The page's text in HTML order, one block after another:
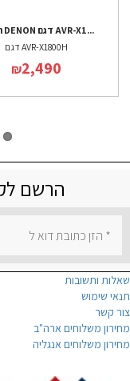
רסיבר DENON דגם AVR-X1...
דגם AVR-X1800H
₪2,490
הרשם
שאלות ותשובות
תנאי שימוש
צור קשר
מחירון משלוחים ארה"ב
מחירון משלוחים אנגליה